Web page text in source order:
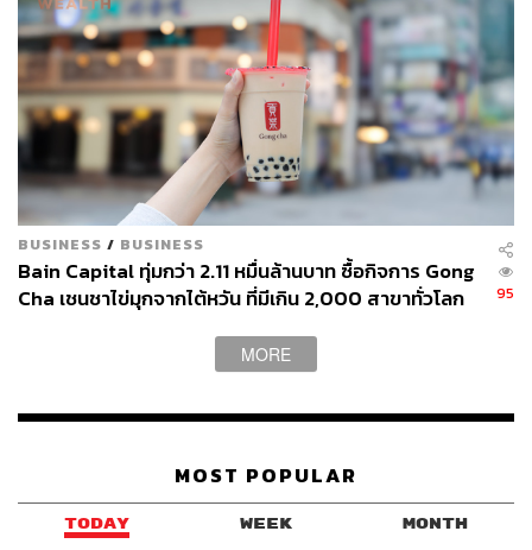
BUSINESS / BUSINESS
Bain Capital ทุ่มกว่า 2.11 หมื่นล้านบาท ซื้อกิจการ Gong
Cha เชนชาไข่มุกจากไต้หวัน ที่มีเกิน 2,000 สาขาทั่วโลก
95
MORE
MOST POPULAR
TODAY WEEK MONTH